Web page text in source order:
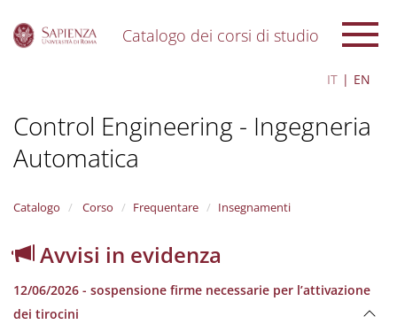
Catalogo dei corsi di studio
IT EN
Control Engineering - Ingegneria
Automatica
Catalogo Corso Frequentare Insegnamenti
Avvisi in evidenza
12/06/2026 - sospensione firme necessarie per l’attivazione
dei tirocini